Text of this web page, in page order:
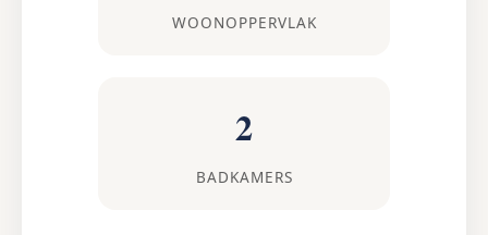
WOONOPPERVLAK
2
BADKAMERS